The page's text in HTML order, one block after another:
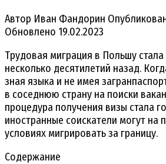
Автор Иван Фандорин
Обновлено 19.02.2023
Трудовая миграция в Польшу
несколько десятилетий назад.
зная языка и не имея
в соседнюю страну на поиски
процедура получения визы стала
иностранные соискатели могут на
условиях мигрировать за границу.
Содержание